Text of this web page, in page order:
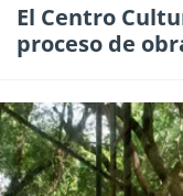
El Centro
proceso de